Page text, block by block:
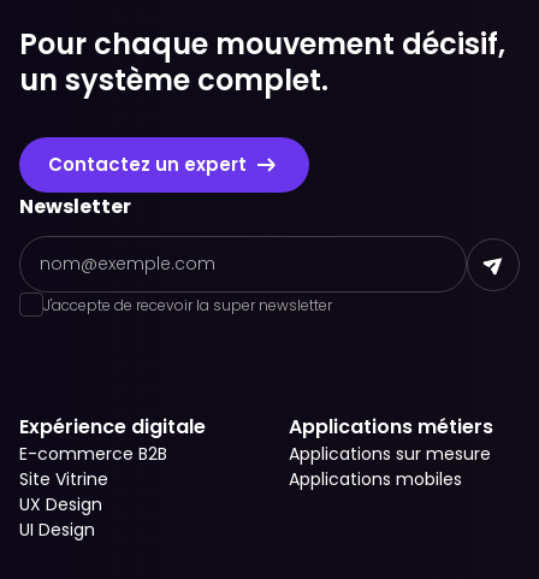
Pour chaque mouvement décisif,
un système complet.
Contactez un expert
Newsletter
J'accepte de recevoir la super newsletter
Expérience digitale
E-commerce B2B
Site Vitrine
UX Design
UI Design
Applications métiers
Applications sur mesure
Applications mobiles